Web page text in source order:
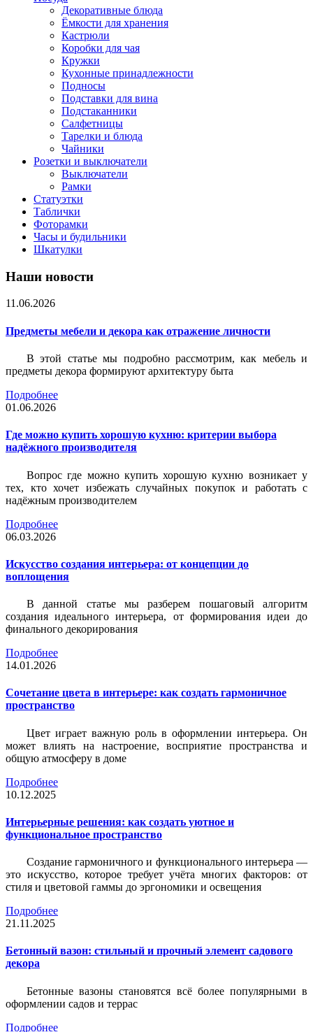
Декоративные блюда
Ёмкости для хранения
Кастрюли
Коробки для чая
Кружки
Кухонные принадлежности
Подносы
Подставки для вина
Подстаканники
Салфетницы
Тарелки и блюда
Чайники
Розетки и выключатели
Выключатели
Рамки
Статуэтки
Таблички
Фоторамки
Часы и будильники
Шкатулки
Наши новости
11.06.2026
Предметы мебели и декора как отражение личности
В этой статье мы подробно рассмотрим, как мебель и
предметы декора формируют архитектуру быта
Подробнее
01.06.2026
Где можно купить хорошую кухню: критерии выбора
надёжного производителя
Вопрос где можно купить хорошую кухню возникает у
тех, кто хочет избежать случайных покупок и работать с
надёжным производителем
Подробнее
06.03.2026
Искусство создания интерьера: от концепции до
воплощения
В данной статье мы разберем пошаговый алгоритм
создания идеального интерьера, от формирования идеи до
финального декорирования
Подробнее
14.01.2026
Сочетание цвета в интерьере: как создать гармоничное
пространство
Цвет играет важную роль в оформлении интерьера. Он
может влиять на настроение, восприятие пространства и
общую атмосферу в доме
Подробнее
10.12.2025
Интерьерные решения: как создать уютное и
функциональное пространство
Создание гармоничного и функционального интерьера —
это искусство, которое требует учёта многих факторов: от
стиля и цветовой гаммы до эргономики и освещения
Подробнее
21.11.2025
Бетонный вазон: стильный и прочный элемент садового
декора
Бетонные вазоны становятся всё более популярными в
оформлении садов и террас
Подробнее